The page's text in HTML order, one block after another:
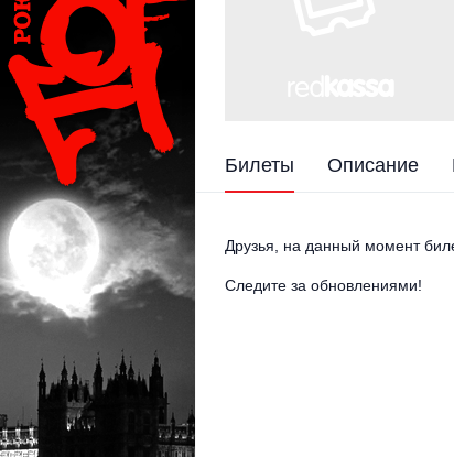
Билеты Описание
Друзья, на данный момент
Следите за обновлениями!